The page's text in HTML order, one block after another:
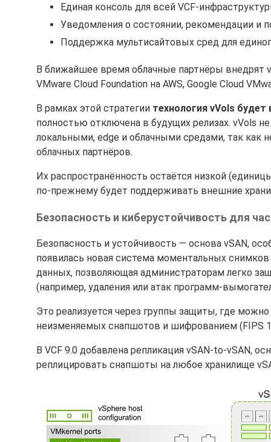
Единая консоль для всей VCF-
Уведомления о состоянии, рекомендации и
Поддержка мультисайтовых сред для
В ближайшее время облачные партнёры внедрят
VMware Cloud Foundation на AWS, Google Cloud
В рамках этой стратегии технология vVols
полностью отключена в будущих релизах. vVols
локальными, edge и облачными средами, так
облачных партнёров.
Их распространённость остаётся низкой
по-прежнему будет поддерживать внешние
Безопасность и киберустойчивость для
Безопасность и устойчивость — основа vSAN,
появилась новая система моментальных
данных, позволяющая администраторам легко
(например, удаления или атак программ-
Это реализуется через группы защиты, где
неизменяемых снапшотов и шифрованием (FIPS
В VCF 9.0 добавлена репликация vSAN-to-vSAN,
реплицировать снапшоты на любое хранилище